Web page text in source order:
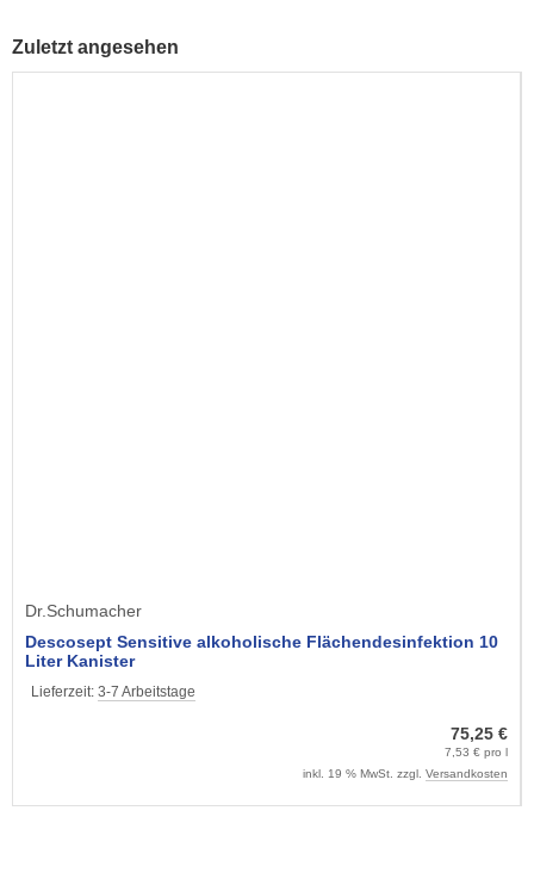
Zuletzt angesehen
Dr.Schumacher
Descosept Sensitive alkoholische Flächendesinfektion 10
Liter Kanister
Lieferzeit: 3-7 Arbeitstage
75,25 €
7,53 € pro l
inkl. 19 % MwSt. zzgl. Versandkosten